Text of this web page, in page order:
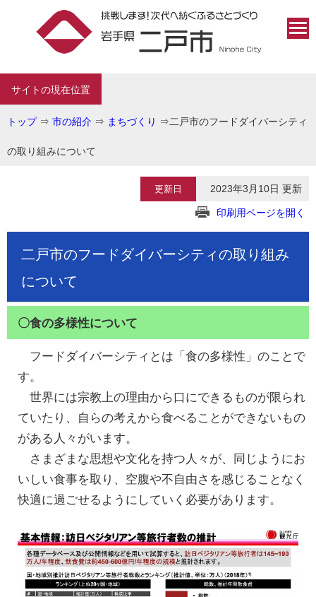
サイトの現在位置
トップ⇒ 市の紹介 ⇒ まちづくり ⇒二戸市のフードダイバーシティ
の取り組みについて
更新日 2023年3月10日 更新
印刷用ページを開く
二戸市のフードダイバーシティの取り組み
について
〇食の多様性について
フードダイバーシティとは「食の多様性」のことで
す。
世界には宗教上の理由から口にできるものが限られ
ていたり、自らの考えから食べることができないもの
がある人々がいます。
さまざまな思想や文化を持つ人々が、同じようにお
いしい食事を取り、空腹や不自由さを感じることなく
快適に過ごせるようにしていく必要があります。